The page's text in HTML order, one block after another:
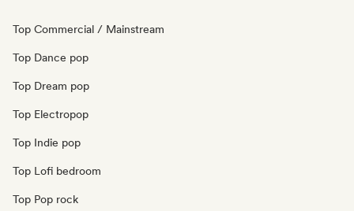
Top Commercial / Mainstream
Top Dance pop
Top Dream pop
Top Electropop
Top Indie pop
Top Lofi bedroom
Top Pop rock